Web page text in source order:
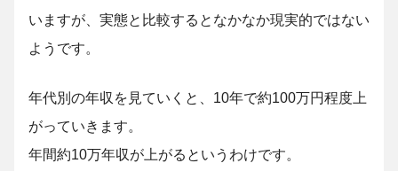
いますが、実態と比較するとなかなか現実的ではない
ようです。
年代別の年収を見ていくと、10年で約100万円程度上
がっていきます。
年間約10万年収が上がるというわけです。